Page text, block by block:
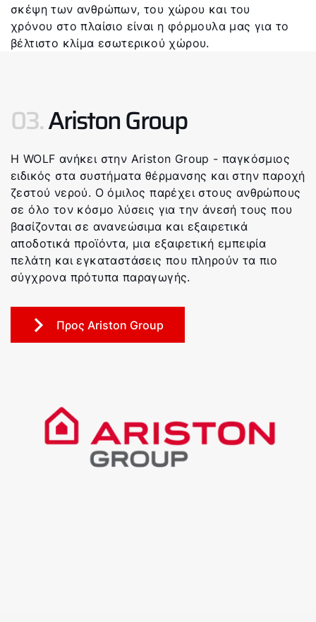
σκέψη των ανθρώπων, του χώρου και του
χρόνου στο πλαίσιο είναι η φόρμουλα μας για το
βέλτιστο κλίμα εσωτερικού χώρου.
03.Ariston Group
Η WOLF ανήκει στην Ariston Group - παγκόσμιος
ειδικός στα συστήματα θέρμανσης και στην παροχή
ζεστού νερού. Ο όμιλος παρέχει στους ανθρώπους
σε όλο τον κόσμο λύσεις για την άνεσή τους που
βασίζονται σε ανανεώσιμα και εξαιρετικά
αποδοτικά προϊόντα, μια εξαιρετική εμπειρία
πελάτη και εγκαταστάσεις που πληρούν τα πιο
σύγχρονα πρότυπα παραγωγής.
Προς Ariston Group